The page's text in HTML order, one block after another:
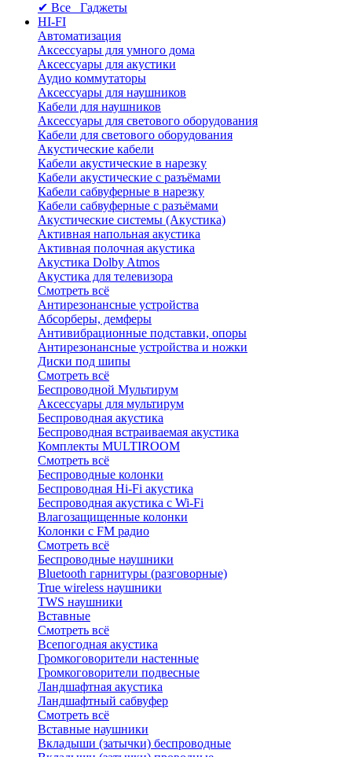
✔ Все Гаджеты
HI-FI
Автоматизация
Аксессуары для умного дома
Аксессуары для акустики
Аудио коммутаторы
Аксессуары для наушников
Кабели для наушников
Аксессуары для светового оборудования
Кабели для светового оборудования
Акустические кабели
Кабели акустические в нарезку
Кабели акустические с разъёмами
Кабели сабвуферные в нарезку
Кабели сабвуферные с разъёмами
Акустические системы (Акустика)
Активная напольная акустика
Активная полочная акустика
Акустика Dolby Atmos
Акустика для телевизора
Смотреть всё
Антирезонансные устройства
Абсорберы, демферы
Антивибрационные подставки, опоры
Антирезонансные устройства и ножки
Диски под шипы
Смотреть всё
Беспроводной Мультирум
Аксессуары для мультирум
Беспроводная акустика
Беспроводная встраиваемая акустика
Комплекты MULTIROOM
Смотреть всё
Беспроводные колонки
Беспроводная Hi-Fi акустика
Беспроводная акустика с Wi-Fi
Влагозащищенные колонки
Колонки с FM радио
Смотреть всё
Беспроводные наушники
Bluetоoth гарнитуры (разговорные)
True wireless наушники
TWS наушники
Вставные
Смотреть всё
Всепогодная акустика
Громкоговорители настенные
Громкоговорители подвесные
Ландшафтная акустика
Ландшафтный сабвуфер
Смотреть всё
Вставные наушники
Вкладыши (затычки) беспроводные